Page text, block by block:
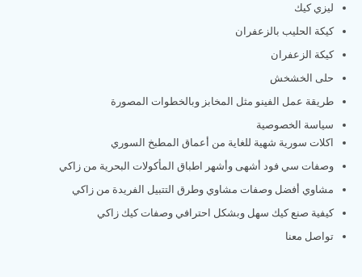
ليزي كيك
كيكة الحليب بالزعفران
كيكة الزعفران
حلى الخشخش
طريقة عمل الفينو مثل المخابز وبالخطوات المصورة
سياسة الخصوصية
اكلات سورية شهية للغاية من أعماق المطبخ السوري
وصفات سي فود أشهى وأشهر اطباق المأكولات البحرية من زاكي
مشاوي أفضل وصفات مشاوي وطرق التتبيل الفريدة من زاكي
كيفية صنع كيك سهل وبشكل احترافي وصفات كيك زاكي
تواصل معنا